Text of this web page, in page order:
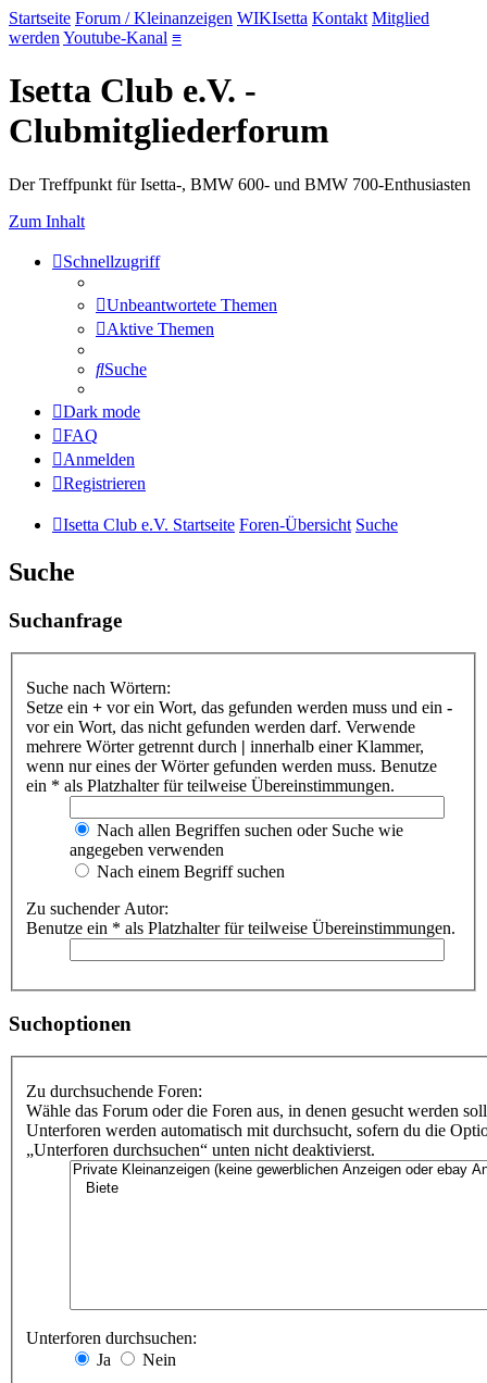
Startseite Forum / Kleinanzeigen WIKIsetta Kontakt Mitglied
werden Youtube-Kanal ≡
Isetta Club e.V. -
Clubmitgliederforum
Der Treffpunkt für Isetta-, BMW 600- und BMW 700-Enthusiasten
Zum Inhalt
Schnellzugriff
Unbeantwortete Themen
Aktive Themen
Suche
Dark mode
FAQ
Anmelden
Registrieren
Isetta Club e.V. Startseite Foren-Übersicht Suche
Suche
Suchanfrage
Suche nach Wörtern:
Setze ein + vor ein Wort, das gefunden werden muss und ein -
vor ein Wort, das nicht gefunden werden darf. Verwende
mehrere Wörter getrennt durch | innerhalb einer Klammer,
wenn nur eines der Wörter gefunden werden muss. Benutze
ein * als Platzhalter für teilweise Übereinstimmungen.
Nach allen Begriffen suchen oder Suche wie
angegeben verwenden
Nach einem Begriff suchen
Zu suchender Autor:
Benutze ein * als Platzhalter für teilweise Übereinstimmungen.
Suchoptionen
Zu durchsuchende Foren:
Wähle das Forum oder die Foren aus, in denen gesucht werden
Unterforen werden automatisch mit durchsucht, sofern du die
„Unterforen durchsuchen“ unten nicht deaktivierst.
Unterforen durchsuchen:
Ja
Nein